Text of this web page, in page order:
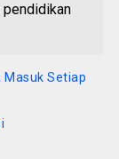
pendidikan
Masuk Setiap